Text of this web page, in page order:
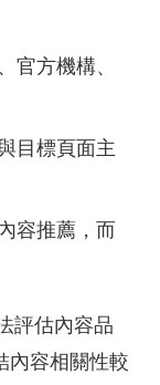
官方機構、
目標頁面主
容推薦，而
評估內容品
內容相關性較